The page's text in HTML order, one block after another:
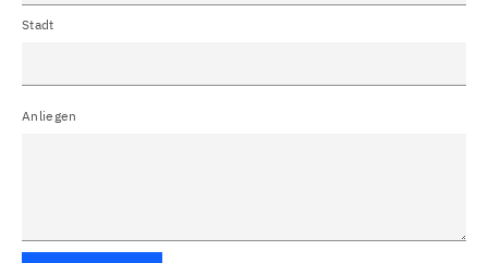
Stadt
Anliegen